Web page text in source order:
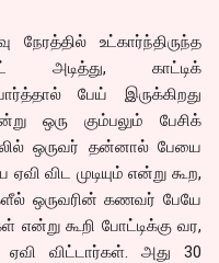
உட்கார்ந்திருந்த
காட்டிக்
பேய் இருக்கிறது
ஒரு கும்பலும் பேசிக்
ஒருவர் தன்னால் பேயை
விட முடியும் என்று கூற,
ஒருவரின் கணவர் பேயே
என்று கூறி போட்டிக்கு வர,
ஏவி விட்டார்கள். அது 30